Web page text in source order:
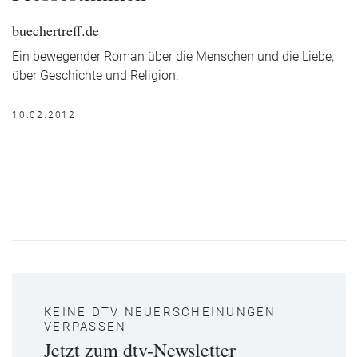
buechertreff.de
Ein bewegender Roman über die Menschen und die Liebe,
über Geschichte und Religion.
10.02.2012
KEINE DTV NEUERSCHEINUNGEN
VERPASSEN
Jetzt zum dtv-Newsletter